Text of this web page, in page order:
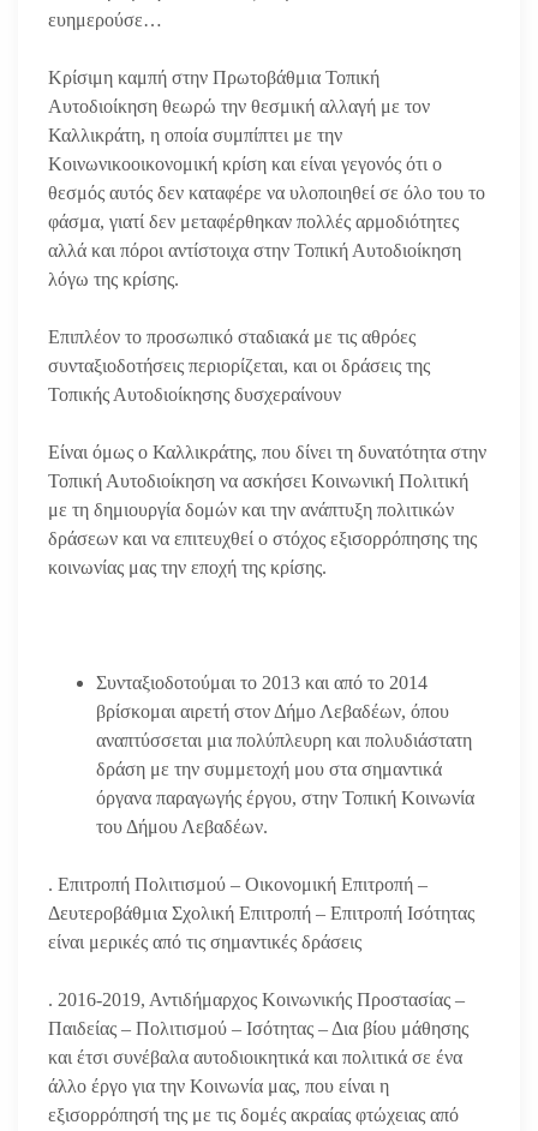
ευημερούσε…
Κρίσιμη καμπή στην Πρωτοβάθμια Τοπική
Αυτοδιοίκηση θεωρώ την θεσμική αλλαγή με τον
Καλλικράτη, η οποία συμπίπτει με την
Κοινωνικοοικονομική κρίση και είναι γεγονός ότι ο
θεσμός αυτός δεν καταφέρε να υλοποιηθεί σε όλο του το
φάσμα, γιατί δεν μεταφέρθηκαν πολλές αρμοδιότητες
αλλά και πόροι αντίστοιχα στην Τοπική Αυτοδιοίκηση
λόγω της κρίσης.
Επιπλέον το προσωπικό σταδιακά με τις αθρόες
συνταξιοδοτήσεις περιορίζεται, και οι δράσεις της
Τοπικής Αυτοδιοίκησης δυσχεραίνουν
Είναι όμως ο Καλλικράτης, που δίνει τη δυνατότητα στην
Τοπική Αυτοδιοίκηση να ασκήσει Κοινωνική Πολιτική
με τη δημιουργία δομών και την ανάπτυξη πολιτικών
δράσεων και να επιτευχθεί ο στόχος εξισορρόπησης της
κοινωνίας μας την εποχή της κρίσης.
Συνταξιοδοτούμαι το 2013 και από το 2014
βρίσκομαι αιρετή στον Δήμο Λεβαδέων, όπου
αναπτύσσεται μια πολύπλευρη και πολυδιάστατη
δράση με την συμμετοχή μου στα σημαντικά
όργανα παραγωγής έργου, στην Τοπική Κοινωνία
του Δήμου Λεβαδέων.
. Επιτροπή Πολιτισμού – Οικονομική Επιτροπή –
Δευτεροβάθμια Σχολική Επιτροπή – Επιτροπή Ισότητας
είναι μερικές από τις σημαντικές δράσεις
. 2016-2019, Αντιδήμαρχος Κοινωνικής Προστασίας –
Παιδείας – Πολιτισμού – Ισότητας – Δια βίου μάθησης
και έτσι συνέβαλα αυτοδιοικητικά και πολιτικά σε ένα
άλλο έργο για την Κοινωνία μας, που είναι η
εξισορρόπησή της με τις δομές ακραίας φτώχειας από